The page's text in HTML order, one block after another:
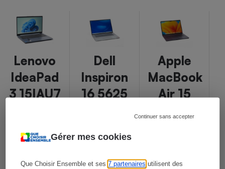
Gérer mes cookies
Que Choisir Ensemble et ses7 partenaires utilisent des
Continuer sans accepter
Lenovo
IdeaPad
3 15IAU7
Dell
Inspiron
16 5625
Apple
MacBook
Air 15